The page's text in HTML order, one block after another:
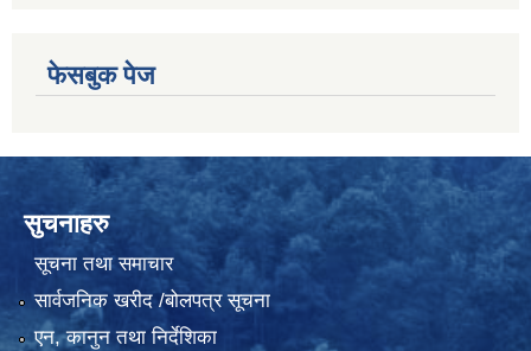
फेसबुक पेज
सुचनाहरु
सूचना तथा समाचार
सार्वजनिक खरीद /बोलपत्र सूचना
एन, कानुन तथा निर्देशिका